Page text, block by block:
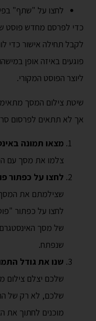
לחצו על "שתף"
כדי לפרסם מחדש פוסט
לקבל תחילה אישור כדי
פוגעים באיזה אופן
ליוצר הפוסט המקורי.
שיטת צילום המסך
אך לא תתאים לפרסום
מצאו תמונה
צלמו את מסך עם
לחצו על כפתור
שצילמתם את
לחצו על כפתור
של מסך
שנפתח.
שנו את גודל
שלכם יצלם
שלכם, לא רק של
מוכנים לחתוך את